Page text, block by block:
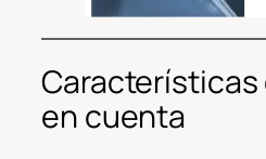
Características
en cuenta